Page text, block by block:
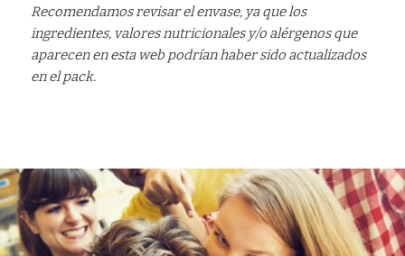
Recomendamos revisar el envase, ya que los
ingredientes, valores nutricionales y/o alérgenos que
aparecen en esta web podrían haber sido actualizados
en el pack.